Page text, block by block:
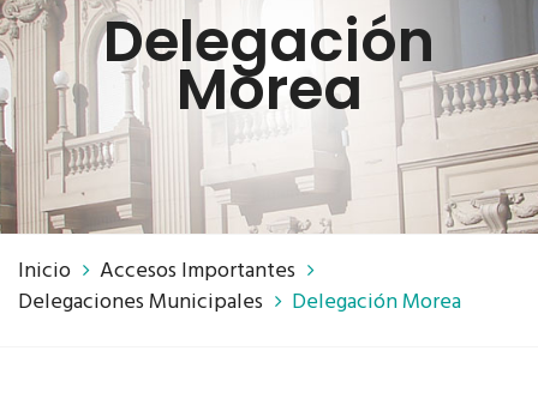
Delegación
Morea
Inicio
Accesos Importantes
Delegaciones Municipales
Delegación Morea